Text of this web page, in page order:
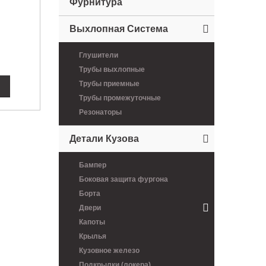
Фурнитура
Выхлопная Система
Глушители
Трубы выхлопные
Трубы приемные
Трубы промежуточные
Резонаторы
Детали Кузова
Бампер
Боковая защита фургона
Борта
Двери
Капоты
Крылья
Кузовное железо